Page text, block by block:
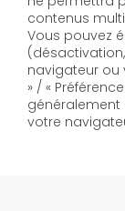
contenus
Vous pouvez
navigateur ou
» / «
généralement
votre